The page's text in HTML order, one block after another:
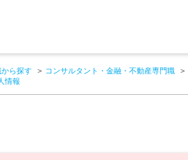
ら探す コンサルタント・金融・不動産専門職
情報